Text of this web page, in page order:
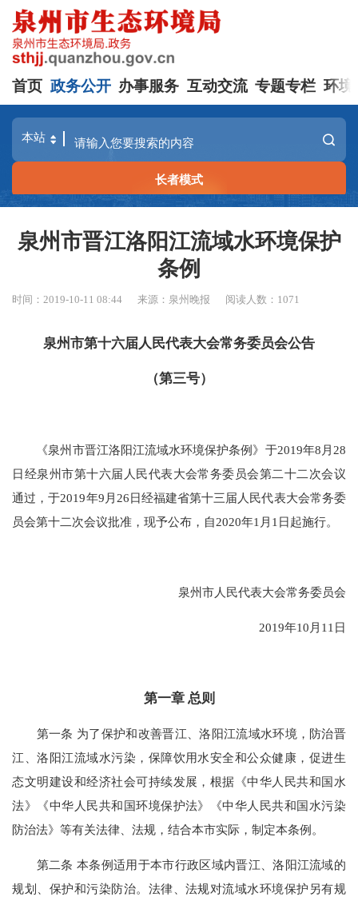
首页 政务公开 办事服务 互动交流 专题专栏 环境
长者模式
泉州市晋江洛阳江流域水环境保护
条例
时间：2019-10-11 08:44 来源：泉州晚报 阅读人数： 1071
泉州市第十六届人民代表大会常务委员会公告
（第三号）
《泉州市晋江洛阳江流域水环境保护条例》于2019年8月28
日经泉州市第十六届人民代表大会常务委员会第二十二次会议
通过，于2019年9月26日经福建省第十三届人民代表大会常务委
员会第十二次会议批准，现予公布，自2020年1月1日起施行。
泉州市人民代表大会常务委员会
2019年10月11日
第一章 总则
第一条 为了保护和改善晋江、洛阳江流域水环境，防治晋
江、洛阳江流域水污染，保障饮用水安全和公众健康，促进生
态文明建设和经济社会可持续发展，根据《中华人民共和国水
法》《中华人民共和国环境保护法》《中华人民共和国水污染
防治法》等有关法律、法规，结合本市实际，制定本条例。
第二条 本条例适用于本市行政区域内晋江、洛阳江流域的
规划、保护和污染防治。法律、法规对流域水环境保护另有规